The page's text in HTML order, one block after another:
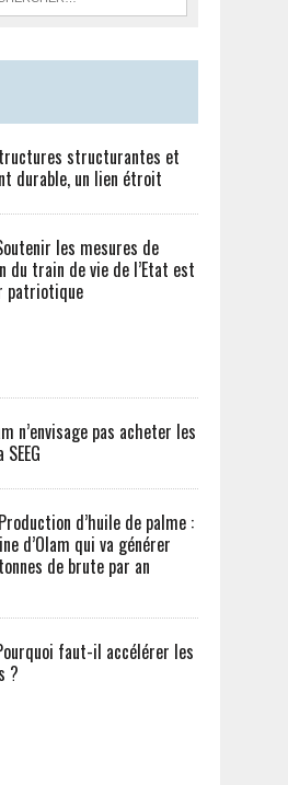
structurantes et
durable, un lien étroit
les mesures de
du train de vie de l’Etat est
patriotique
n’envisage pas acheter les
d’huile de palme :
d’Olam qui va générer
de brute par an
faut-il accélérer les
?